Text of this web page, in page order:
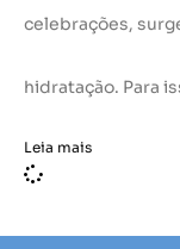
celebrações,
hidratação. Para
Leia mais